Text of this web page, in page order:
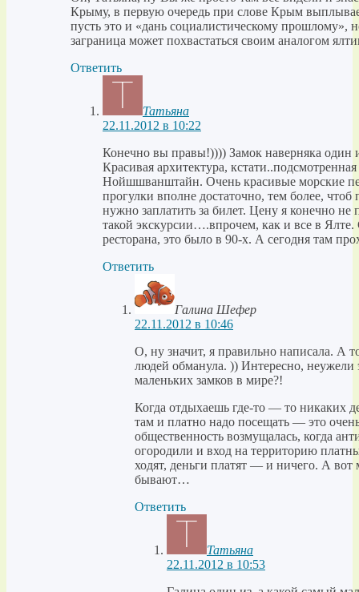
Крыму, в первую очередь при слове Крым
пусть это и «дань социалистическому прошлому»,
заграница может похвастаться своим аналогом
Ответить
Татьяна
22.11.2012 в 10:22
Конечно вы правы!)))) Замок наверняка один
Красивая архитектура,
Нойшшванштайн. Очень красивые морские
прогулки вполне достаточно, тем более, чтоб
нужно заплатить за билет. Цену я конечно
такой экскурсии….впрочем, как и все в Ялте.
ресторана, это было в 90-х. А сегодня там
Ответить
Галина Шефер
22.11.2012 в 10:46
О, ну значит, я правильно написала. А
людей обманула. )) Интересно, неужели
маленьких замков в мире?!
Когда отдыхаешь где-то — то никаких
там и платно надо посещать — это
общественность возмущалась, когда
огородили и вход на территорию
ходят, деньги платят — и ничего. А
бывают…
Ответить
Татьяна
22.11.2012 в 10:53